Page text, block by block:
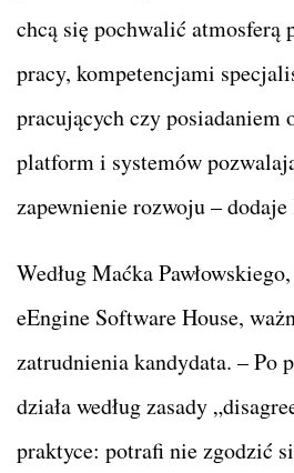
chcą się pochwalić atmosferą
pracy, kompetencjami
pracujących czy posiadaniem
platform i systemów
zapewnienie rozwoju –
Według Maćka
eEngine Software House,
zatrudnienia kandydata. – Po
działa według zasady
praktyce: potrafi nie zgodzić